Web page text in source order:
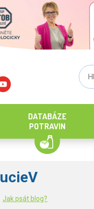
DATABÁZE
POTRAVIN
Jak psát blog?